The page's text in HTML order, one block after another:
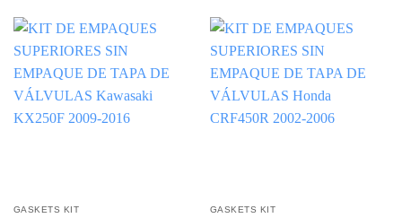
GASKETS KIT GASKETS KIT